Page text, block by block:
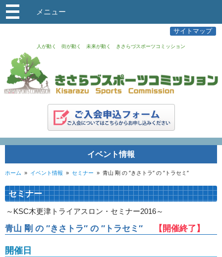
メニュー
サイトマップ
人が動く 街が動く 未来が動く きさらづスポーツコミッション
イベント情報
ホーム » イベント情報 » セミナー » 青山 剛 の ″きさトラ″ の ″トラセミ″
セミナー
～KSC木更津トライアスロン・セミナー2016～
青山 剛 の ″きさトラ″ の ″トラセミ″ 【開催終了】
開催日